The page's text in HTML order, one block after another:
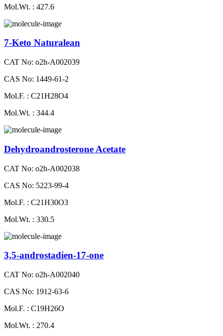
Mol.Wt. : 427.6
7-Keto Naturalean
CAT No: o2h-A002039
CAS No: 1449-61-2
Mol.F. : C21H28O4
Mol.Wt. : 344.4
Dehydroandrosterone Acetate
CAT No: o2h-A002038
CAS No: 5223-99-4
Mol.F. : C21H30O3
Mol.Wt. : 330.5
3,5-androstadien-17-one
CAT No: o2h-A002040
CAS No: 1912-63-6
Mol.F. : C19H26O
Mol.Wt. : 270.4